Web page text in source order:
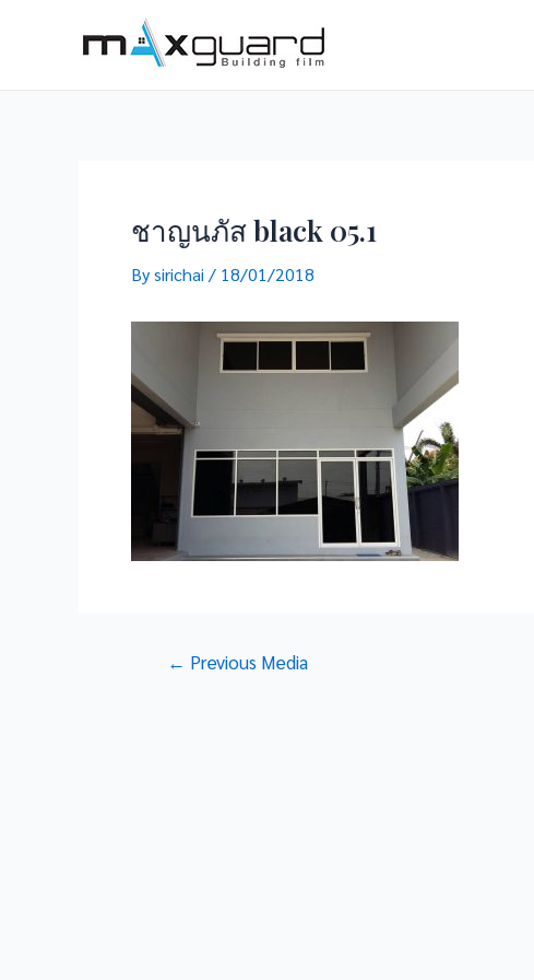
ชาญนภัส black 05.1
Bysirichai / 18/01/2018
Post← Previous Media